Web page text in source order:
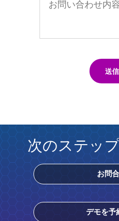
送信
次のステッ
お問
デモを予